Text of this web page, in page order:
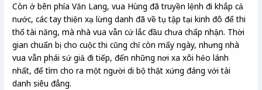
Còn ở bên phía Văn Lang, vua Hùng đã truyền lệnh đi khắp cả
nước, các tay thiện xạ lừng danh đã về tụ tập tại kinh đô để thi
thố tài năng, mà nhà vua vẫn cứ lắc đầu chưa chấp nhận. Thời
gian chuẩn bị cho cuộc thi cũng chỉ còn mấy ngày, nhưng nhà
vua vẫn phái sứ giả đi tiếp, đến những nơi xa xôi hẻo lánh
nhất, để tìm cho ra một người di bộ thật xứng đáng với tài
danh siêu đẳng.